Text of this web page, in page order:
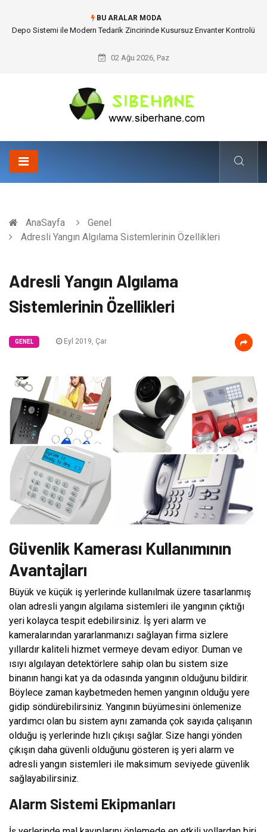
BU ARALAR MODA
Depo Sistemi ile Modern Tedarik Zincirinde Kusursuz Envanter Kontrolü
02 Ağu 2026, Paz
AnaSayfa
Genel
Adresli Yangın Algılama Sistemlerinin Özellikleri
Adresli Yangın Algılama
Sistemlerinin Özellikleri
GENEL Eyl 2019, Çar
Güvenlik Kamerası Kullanımının
Avantajları
Büyük ve küçük iş yerlerinde kullanılmak üzere tasarlanmış
olan adresli yangın algılama sistemleri ile yangının çıktığı
yeri kolayca tespit edebilirsiniz. İş yeri alarm ve
kameralarından yararlanmanızı sağlayan firma sizlere
yıllardır kaliteli hizmet vermeye devam ediyor. Duman ve
ısıyı algılayan detektörlere sahip olan bu sistem size
binanın hangi kat ya da odasında yangının olduğunu bildirir.
Böylece zaman kaybetmeden hemen yangının olduğu yere
gidip söndürebilirsiniz. Yangının büyümesini önlemenize
yardımcı olan bu sistem aynı zamanda çok sayıda çalışanın
olduğu iş yerlerinde hızlı çıkışı sağlar. Size hangi yönden
çıkışın daha güvenli olduğunu gösteren iş yeri alarm ve
adresli yangın sistemleri ile maksimum seviyede güvenlik
sağlayabilirsiniz.
Alarm Sistemi Ekipmanları